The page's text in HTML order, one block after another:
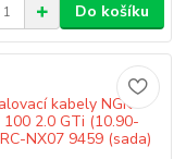
Do košíku